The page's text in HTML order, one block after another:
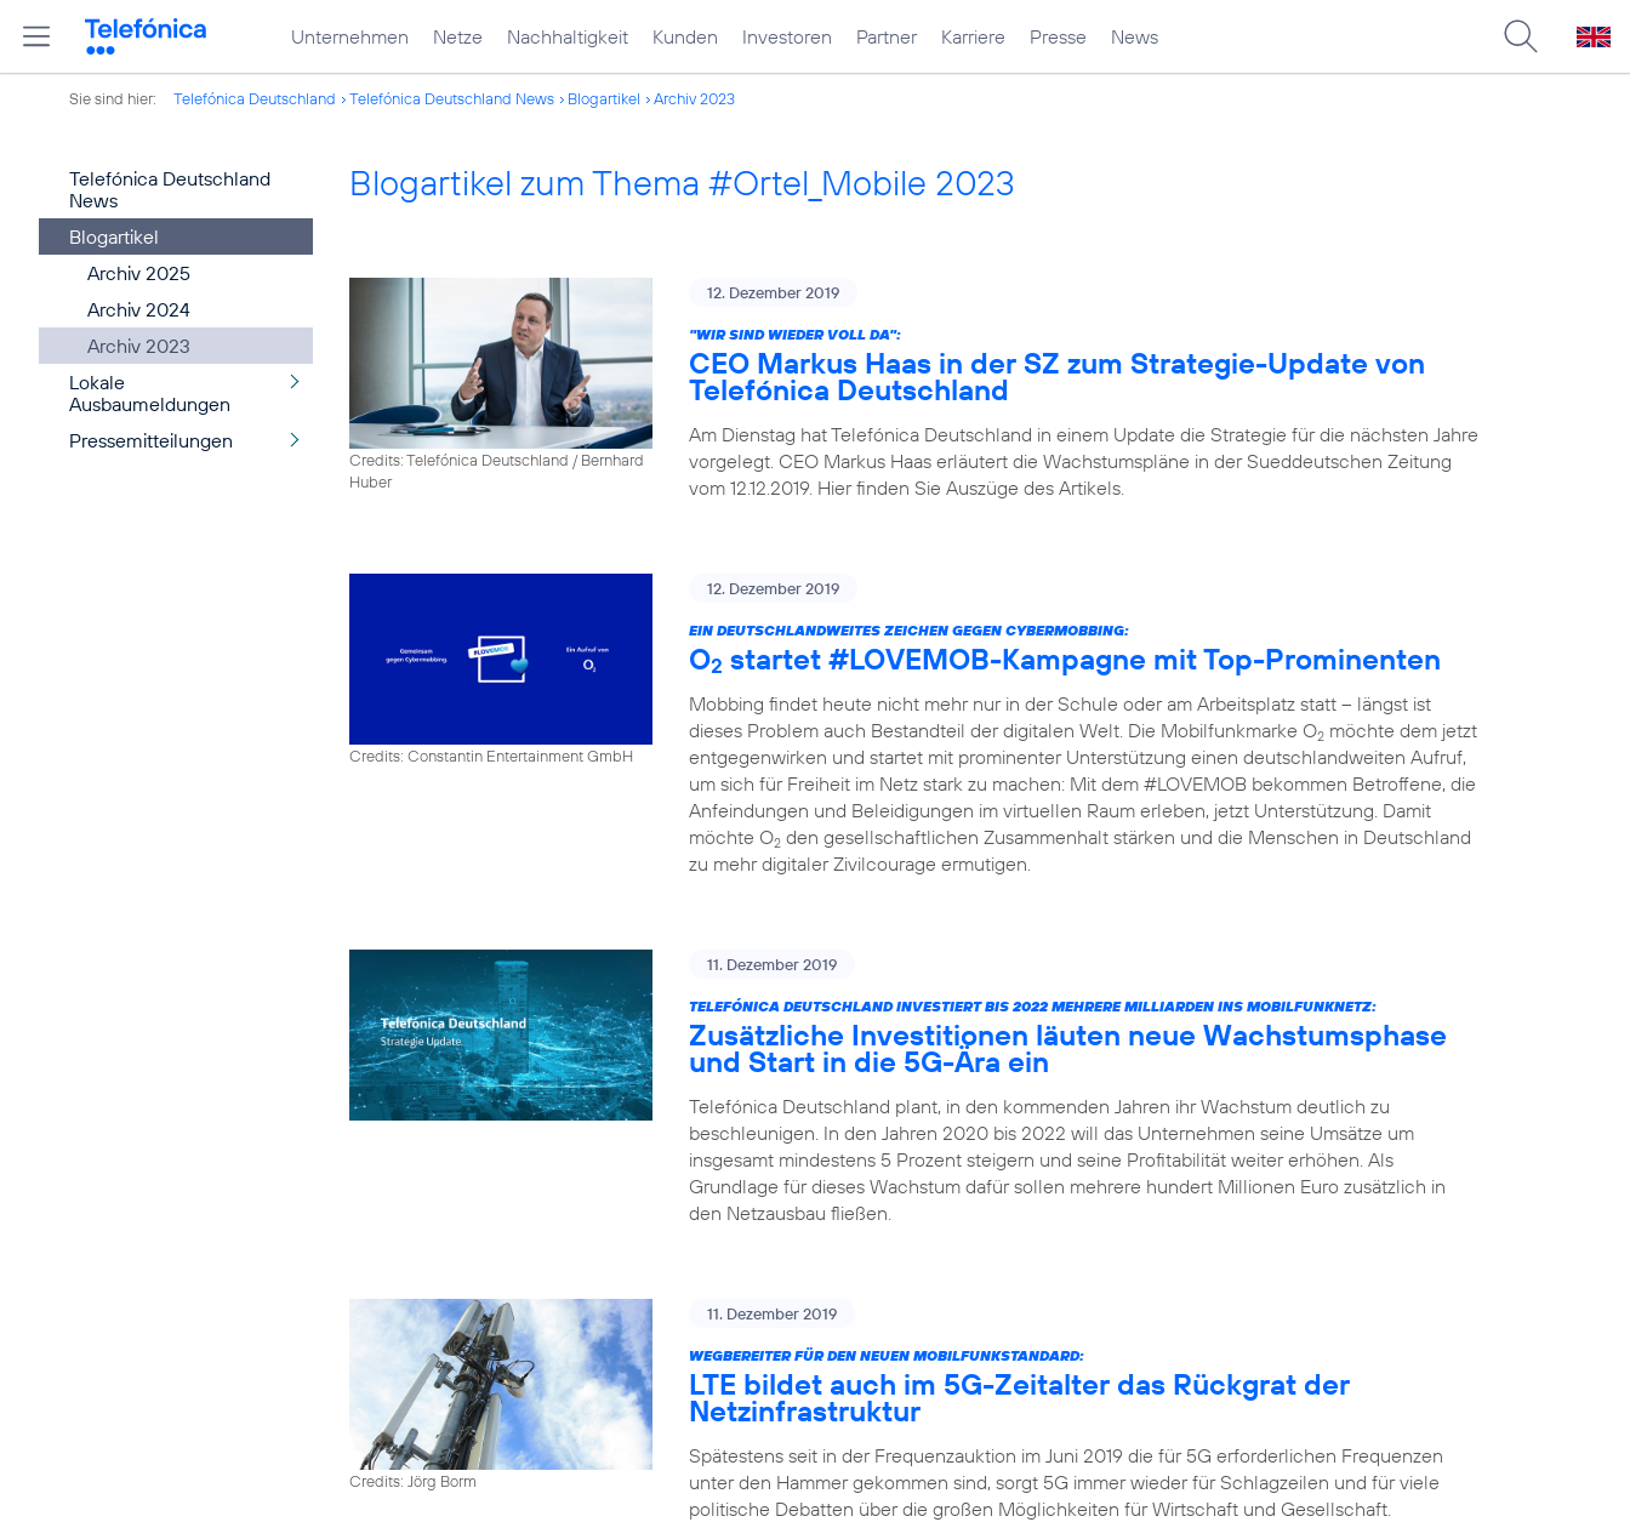
Unternehmen Netze Nachhaltigkeit Kunden Investoren Partner Karriere Presse News
Sie sind hier: Telefónica Deutschland Telefónica Deutschland News Blogartikel Archiv 2023
Telefónica Deutschland
News
Blogartikel
Archiv 2025
Archiv 2024
Archiv 2023
Lokale
Ausbaumeldungen
Pressemitteilungen
Blogartikel zum Thema #Ortel_Mobile 2023
Credits: Telefónica Deutschland / Bernhard
Huber
12. Dezember 2019
"WIR SIND WIEDER VOLL DA":
CEO Markus Haas in der SZ zum Strategie-Update von
Telefónica Deutschland
Am Dienstag hat Telefónica Deutschland in einem Update die Strategie für die nächsten Jahre
vorgelegt. CEO Markus Haas erläutert die Wachstumspläne in der Sueddeutschen Zeitung
vom 12.12.2019. Hier finden Sie Auszüge des Artikels.
Credits: Constantin Entertainment GmbH
12. Dezember 2019
EIN DEUTSCHLANDWEITES ZEICHEN GEGEN CYBERMOBBING:
O2 startet #LOVEMOB-Kampagne mit Top-Prominenten
Mobbing findet heute nicht mehr nur in der Schule oder am Arbeitsplatz statt – längst ist
dieses Problem auch Bestandteil der digitalen Welt. Die Mobilfunkmarke O2 möchte dem jetzt
entgegenwirken und startet mit prominenter Unterstützung einen deutschlandweiten Aufruf,
um sich für Freiheit im Netz stark zu machen: Mit dem #LOVEMOB bekommen Betroffene, die
Anfeindungen und Beleidigungen im virtuellen Raum erleben, jetzt Unterstützung. Damit
möchte O2 den gesellschaftlichen Zusammenhalt stärken und die Menschen in Deutschland
zu mehr digitaler Zivilcourage ermutigen.
11. Dezember 2019
TELEFÓNICA DEUTSCHLAND INVESTIERT BIS 2022 MEHRERE MILLIARDEN INS MOBILFUNKNETZ:
Zusätzliche Investitionen läuten neue Wachstumsphase
und Start in die 5G-Ära ein
Telefónica Deutschland plant, in den kommenden Jahren ihr Wachstum deutlich zu
beschleunigen. In den Jahren 2020 bis 2022 will das Unternehmen seine Umsätze um
insgesamt mindestens 5 Prozent steigern und seine Profitabilität weiter erhöhen. Als
Grundlage für dieses Wachstum dafür sollen mehrere hundert Millionen Euro zusätzlich in
den Netzausbau fließen.
Credits: Jörg Borm
11. Dezember 2019
WEGBEREITER FÜR DEN NEUEN MOBILFUNKSTANDARD:
LTE bildet auch im 5G-Zeitalter das Rückgrat der
Netzinfrastruktur
Spätestens seit in der Frequenzauktion im Juni 2019 die für 5G erforderlichen Frequenzen
unter den Hammer gekommen sind, sorgt 5G immer wieder für Schlagzeilen und für viele
politische Debatten über die großen Möglichkeiten für Wirtschaft und Gesellschaft.